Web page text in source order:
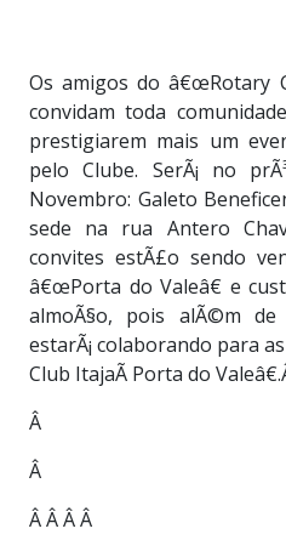
Os amigos do â€œRotary
convidam toda
prestigiarem mais um
pelo Clube. SerÃ¡ no
Novembro: Galeto
sede na rua Antero
convites estÃ£o sendo
â€œPorta do Valeâ€ e
almoÃ§o, pois alÃ©m de
estarÃ¡ colaborando para
Club ItajaÃ­ Porta do
Â
Â
Â Â Â Â